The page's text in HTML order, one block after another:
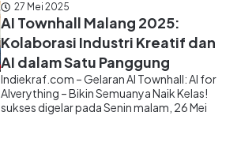
27 Mei 2025
AI Townhall Malang 2025:
Kolaborasi Industri Kreatif dan
AI dalam Satu Panggung
Indiekraf.com – Gelaran AI Townhall: AI for
Alverything – Bikin Semuanya Naik Kelas!
sukses digelar pada Senin malam, 26 Mei